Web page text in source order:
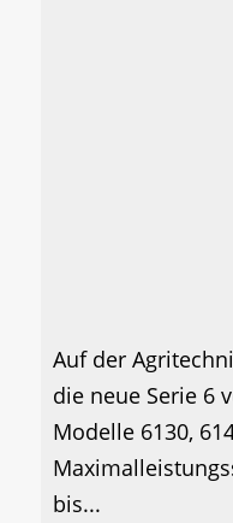
Auf der
die neue Serie 6
Modelle 6130,
bis...